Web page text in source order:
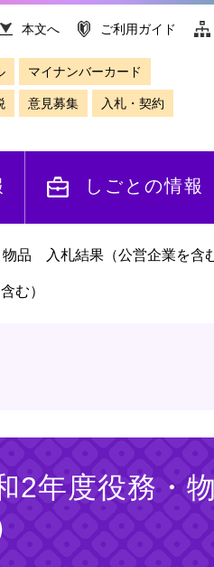
本文へ ご利用ガイド
マイナンバーカード
意見募集 入札・契約
しごとの情報
品 入札結果（公営企業を含
む）
2年度役務・